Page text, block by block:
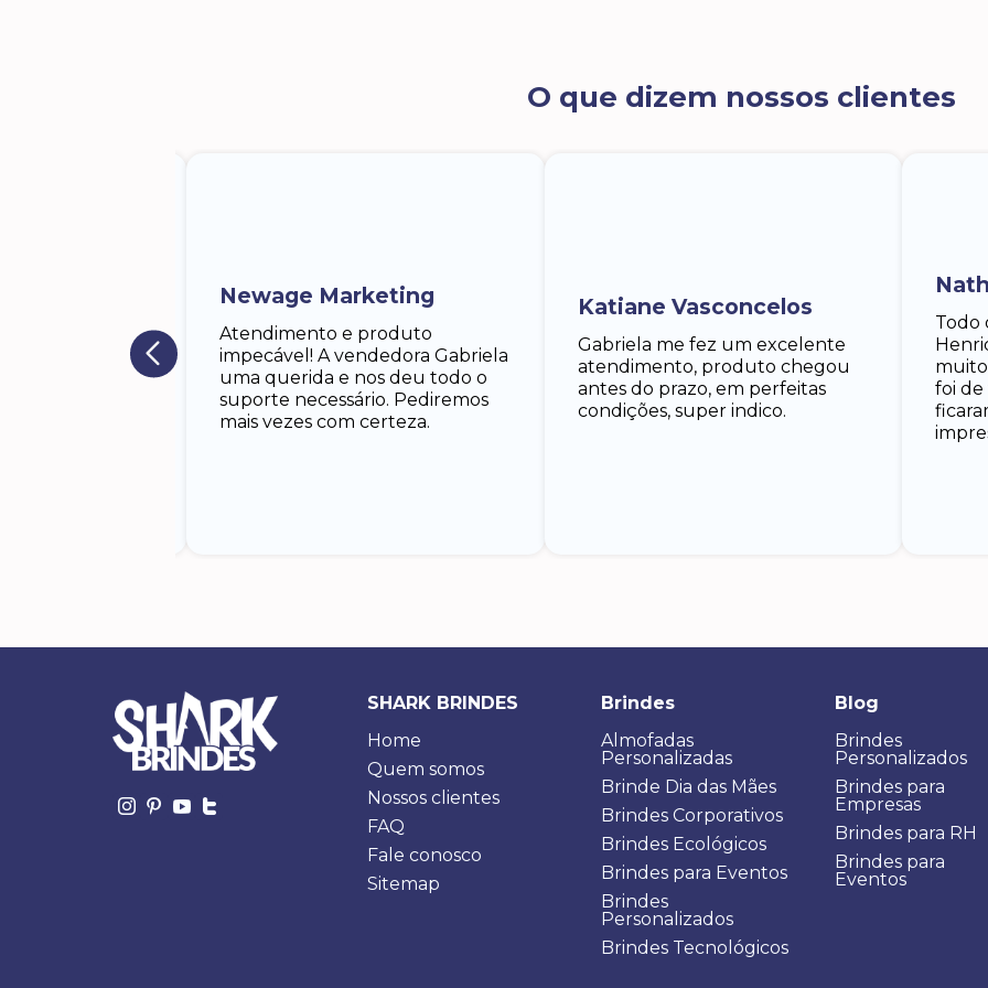
O que dizem nossos clientes
responder.lhe.
do tempo
Atendimento e produto
impecável! A vendedora Gabriela
uma querida e nos deu todo o
suporte necessário. Pediremos
mais vezes com certeza.
Newage Marketing
Gabriela me fez um excelente
atendimento, produto chegou
antes do prazo, em perfeitas
condições, super indico.
Katiane Vasconcelos
Todo
foi de
SHARK BRINDES
Home
Quem somos
Nossos clientes
FAQ
Fale conosco
Sitemap
Brindes
Almofadas
Personalizadas
Brinde Dia das Mães
Brindes Corporativos
Brindes Ecológicos
Brindes para Eventos
Brindes
Personalizados
Brindes Tecnológicos
Blog
Brindes
Personalizados
Brindes para
Empresas
Brindes para RH
Brindes para
Eventos